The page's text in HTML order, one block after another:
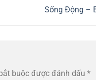
Sống Động –
buộc được đánh dấu *